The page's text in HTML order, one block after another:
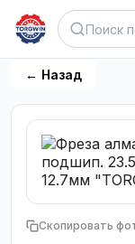
← Назад
Скопировать